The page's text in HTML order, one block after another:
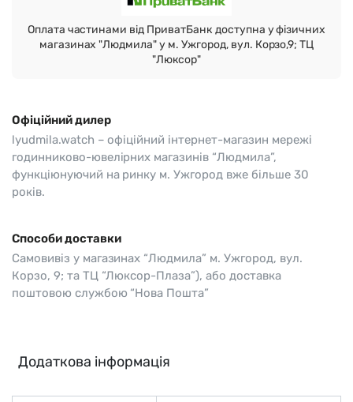
Оплата частинами від ПриватБанк доступна у фізичних
магазинах "Людмила" у м. Ужгород, вул. Корзо,9; ТЦ
"Люксор"
Офіційний дилер
lyudmila.watch – офіційний інтернет-магазин мережі
годинниково-ювелірних магазинів “Людмила”,
функціюнуючий на ринку м. Ужгород вже більше 30
років.
Способи доставки
Самовивіз у магазинах “Людмила” м. Ужгород, вул.
Корзо, 9; та ТЦ “Люксор-Плаза”), або доставка
поштовою службою “Нова Пошта”
Додаткова інформація